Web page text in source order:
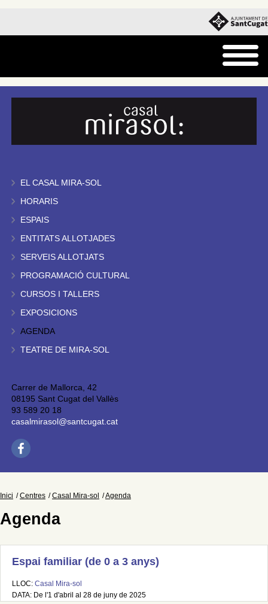
EL CASAL MIRA-SOL
HORARIS
ESPAIS
ENTITATS ALLOTJADES
SERVEIS ALLOTJATS
PROGRAMACIÓ CULTURAL
CURSOS I TALLERS
EXPOSICIONS
AGENDA
TEATRE DE MIRA-SOL
Carrer de Mallorca, 42
08195 Sant Cugat del Vallès
93 589 20 18
casalmirasol@santcugat.cat
Inici Centres Casal Mira-sol Agenda
Agenda
Espai familiar (de 0 a 3 anys)
LLOC: Casal Mira-sol
DATA: De l'1 d'abril al 28 de juny de 2025